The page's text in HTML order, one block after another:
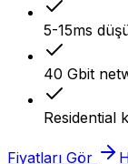
5-15ms
40 Gbit
Residential
Fiyatları Gör